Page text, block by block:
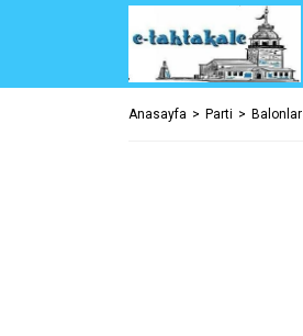
Anasayfa Parti Balonlar